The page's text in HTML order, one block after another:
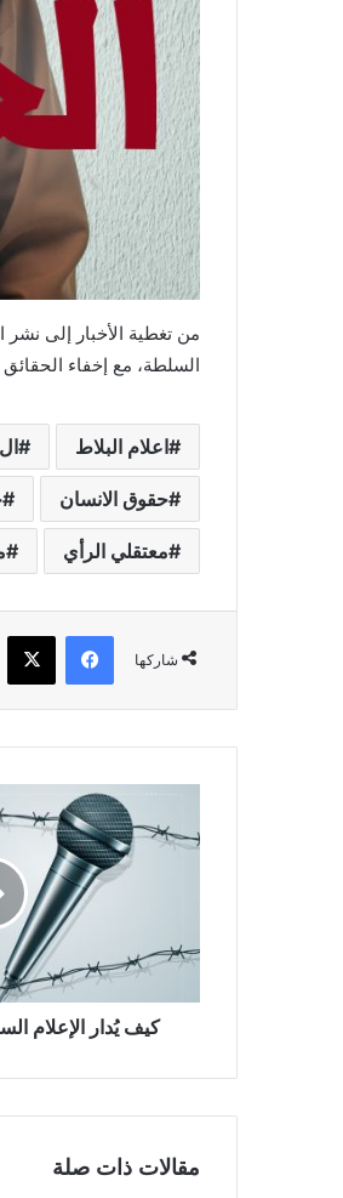
من تغطية الأخبار إلى نشر
السلطة، مع إخفاء
اعلام البلاط
حقوق الانسان
معتقلي الرأي
شاركها
فيسبوك X
كيف يُدار الإعلام
مقالات ذات صلة